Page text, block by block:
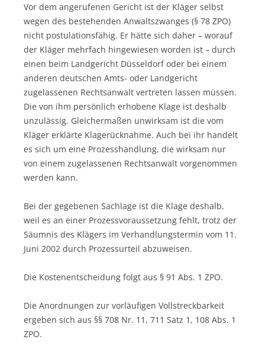
Vor dem angerufenen Gericht ist der Kläger selbst
wegen des bestehenden Anwaltszwanges (§ 78 ZPO)
nicht postulationsfähig. Er hätte sich daher – worauf
der Kläger mehrfach hingewiesen worden ist – durch
einen beim Landgericht Düsseldorf oder bei einem
anderen deutschen Amts- oder Landgericht
zugelassenen Rechtsanwalt vertreten lassen müssen.
Die von ihm persönlich erhobene Klage ist deshalb
unzulässig. Gleichermaßen unwirksam ist die vom
Kläger erklärte Klagerücknahme. Auch bei ihr handelt
es sich um eine Prozesshandlung, die wirksam nur
von einem zugelassenen Rechtsanwalt vorgenommen
werden kann.
Bei der gegebenen Sachlage ist die Klage deshalb,
weil es an einer Prozessvoraussetzung fehlt, trotz der
Säumnis des Klägers im Verhandlungstermin vom 11.
Juni 2002 durch Prozessurteil abzuweisen.
Die Kostenentscheidung folgt aus § 91 Abs. 1 ZPO.
Die Anordnungen zur vorläufigen Vollstreckbarkeit
ergeben sich aus §§ 708 Nr. 11, 711 Satz 1, 108 Abs. 1
ZPO.